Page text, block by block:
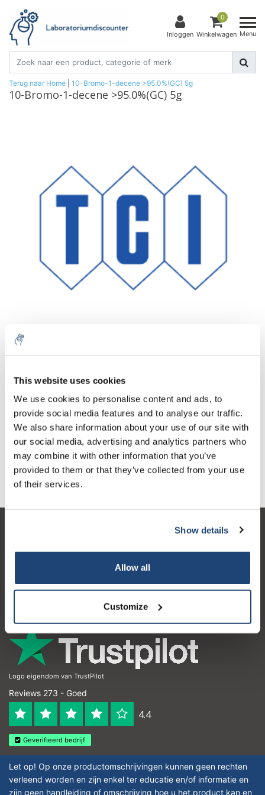
This website uses cookies
We use cookies to personalise content and ads, to
provide social media features and to analyse our traffic.
We also share information about your use of our site with
our social media, advertising and analytics partners who
may combine it with other information that you’ve
provided to them or that they’ve collected from your use
of their services.
Show details
Allow all
Customize
Inloggen
0
Winkelwagen Menu
Terug naar Home 10-Bromo-1-decene >95.0%(GC) 5g
10-Bromo-1-decene >95.0%(GC) 5g
1 Stuk Excl. btw
€83,48
Incl. btw
Toevoegen aan winkelwagen
Informatie
Contactgegevens
Logo eigendom van TrustPilot
Reviews 273 - Goed
4.4
Geverifieerd bedrijf
Let op! Op onze productomschrijvingen kunnen geen rechten
verleend worden en zijn enkel ter educatie en/of informatie en
zijn geen handleiding of omschrijving hoe u het product kan en